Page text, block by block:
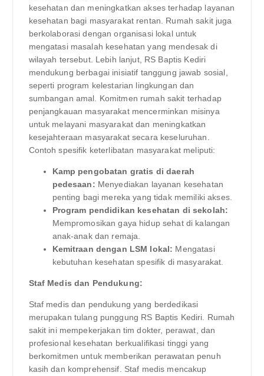
kesehatan dan meningkatkan akses terhadap layanan
kesehatan bagi masyarakat rentan. Rumah sakit juga
berkolaborasi dengan organisasi lokal untuk
mengatasi masalah kesehatan yang mendesak di
wilayah tersebut. Lebih lanjut, RS Baptis Kediri
mendukung berbagai inisiatif tanggung jawab sosial,
seperti program kelestarian lingkungan dan
sumbangan amal. Komitmen rumah sakit terhadap
penjangkauan masyarakat mencerminkan misinya
untuk melayani masyarakat dan meningkatkan
kesejahteraan masyarakat secara keseluruhan.
Contoh spesifik keterlibatan masyarakat meliputi:
Kamp pengobatan gratis di daerah
pedesaan: Menyediakan layanan kesehatan
penting bagi mereka yang tidak memiliki akses.
Program pendidikan kesehatan di sekolah:
Mempromosikan gaya hidup sehat di kalangan
anak-anak dan remaja.
Kemitraan dengan LSM lokal: Mengatasi
kebutuhan kesehatan spesifik di masyarakat.
Staf Medis dan Pendukung:
Staf medis dan pendukung yang berdedikasi
merupakan tulang punggung RS Baptis Kediri. Rumah
sakit ini mempekerjakan tim dokter, perawat, dan
profesional kesehatan berkualifikasi tinggi yang
berkomitmen untuk memberikan perawatan penuh
kasih dan komprehensif. Staf medis mencakup